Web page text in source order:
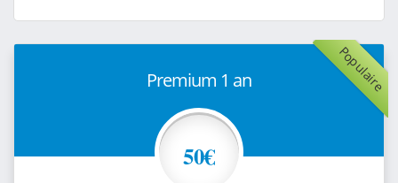
Populaire
Premium 1 an
50€